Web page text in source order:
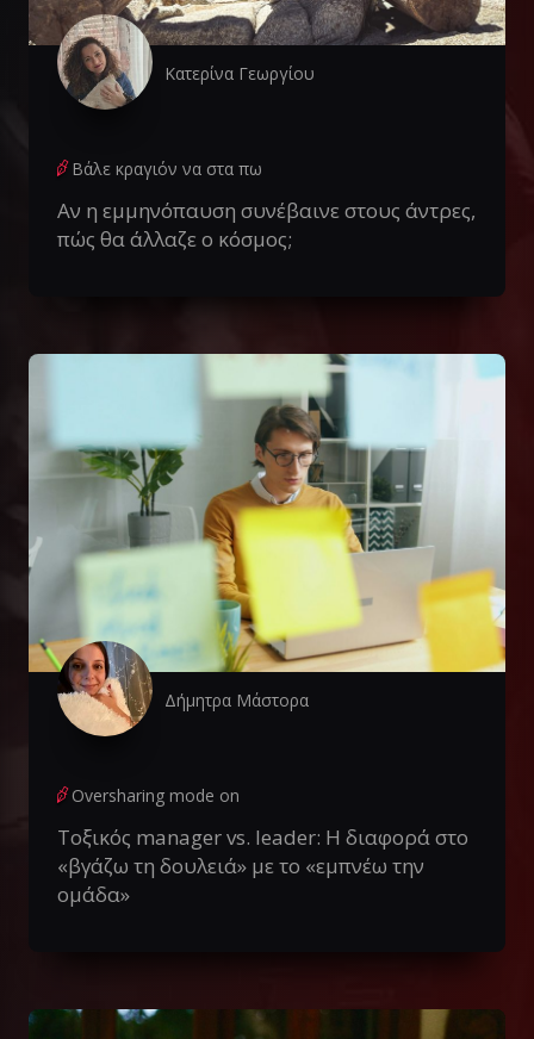
Κατερίνα Γεωργίου
Βάλε κραγιόν να στα πω
Αν η εμμηνόπαυση συνέβαινε στους άντρες,
πώς θα άλλαζε ο κόσμος;
Δήμητρα Μάστορα
Oversharing mode on
Τοξικός manager vs. leader: Η διαφορά στο
«βγάζω τη δουλειά» με το «εμπνέω την
ομάδα»